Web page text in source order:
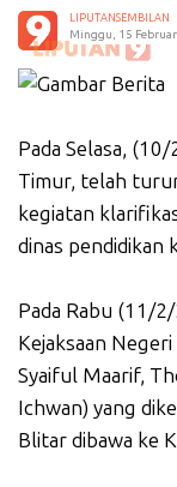
LIPUTANSEMBILAN
Minggu, 15
Pada Selasa,
Timur, telah
kegiatan
dinas pendidikan
Pada Rabu (11/
Kejaksaan
Syaiful Maarif,
Ichwan) yang
Blitar dibawa ke